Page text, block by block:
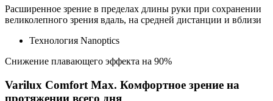
Расширенное зрение в пределах длины руки при сохранении
великолепного зрения вдаль, на средней дистанции и вблизи
Технология Nanoptics
Снижение плавающего эффекта на 90%
Varilux Comfort Max. Комфортное зрение на
протяжении всего дня